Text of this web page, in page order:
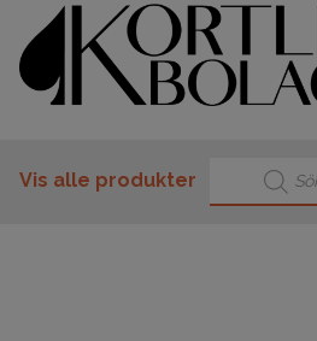
Vis alle produkter
Products